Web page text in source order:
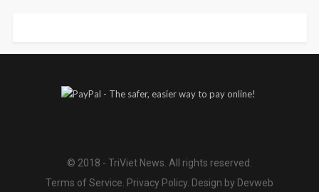
© 2018 - TriViet News. All rights reserved.
Terms of Service Privacy Policy. Design by Devweb